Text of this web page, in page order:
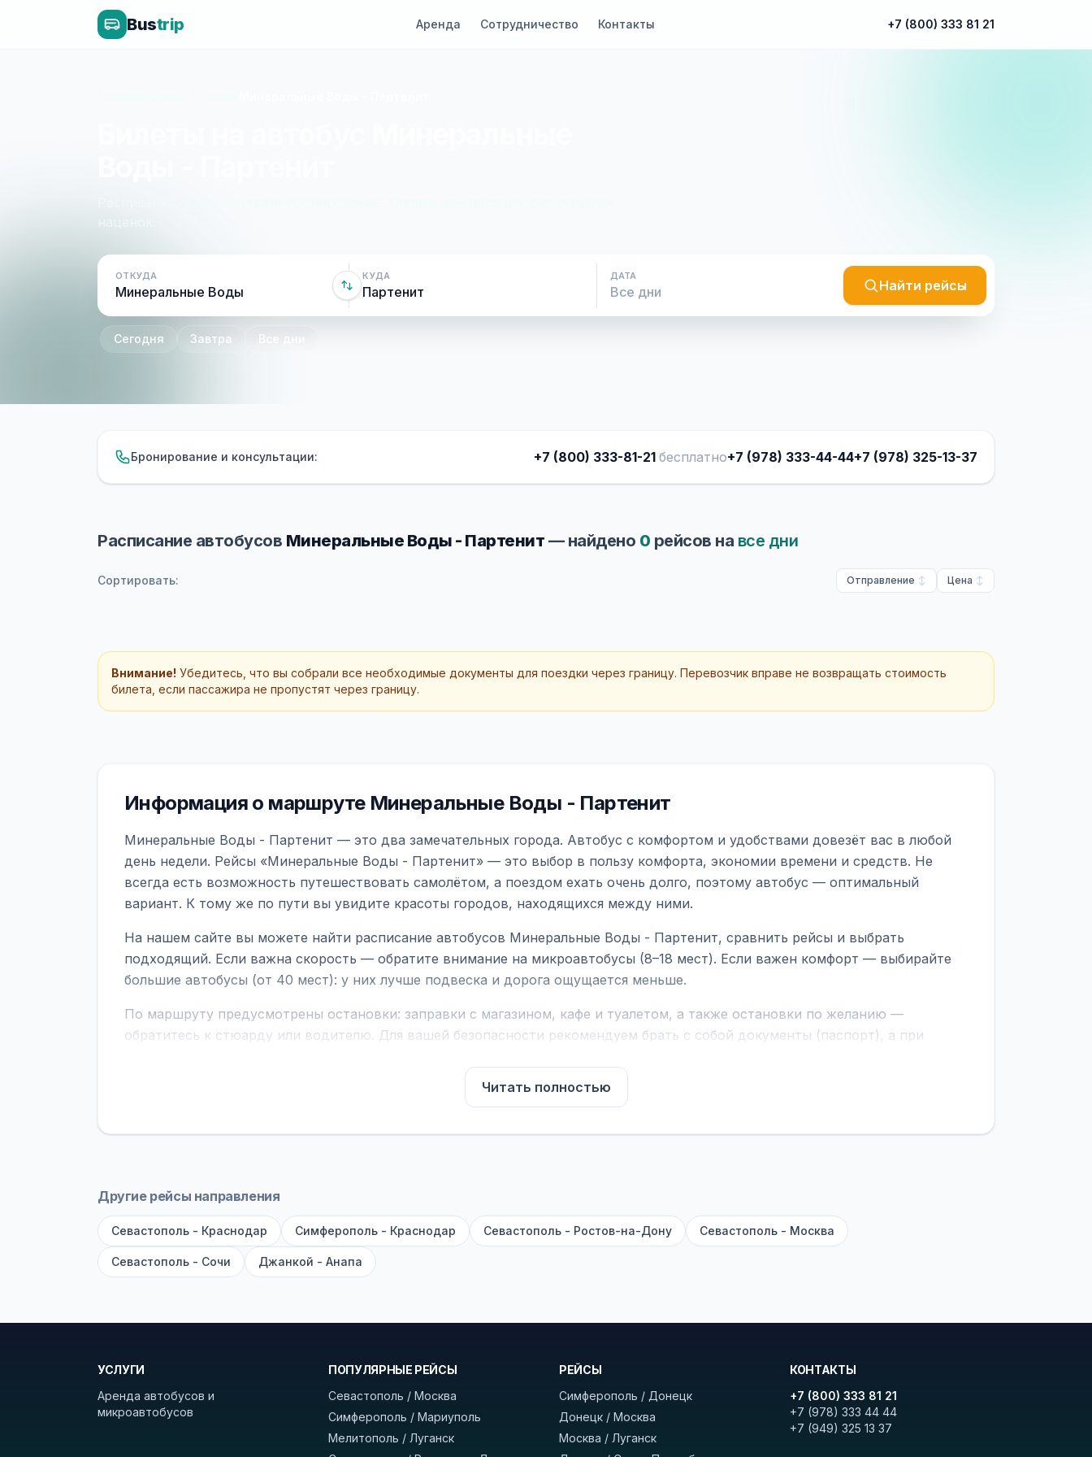
Bustrip Аренда Сотрудничество Контакты +7 (800) 333 81 21
ОТКУДА КУДА ДАТА
Найти рейсы
Сегодня Завтра Все дни
Бронирование и консультации: +7 (800) 333-81-21 бесплатно+7 (978) 333-44-44+7 (978) 325-13-37
Расписание автобусов Минеральные Воды - Партенит — найдено 0 рейсов на все дни
Сортировать: Отправление Цена
Внимание! Убедитесь, что вы собрали все необходимые документы для поездки через границу. Перевозчик вправе не возвращать стоимость
билета, если пассажира не пропустят через границу.
Информация о маршруте Минеральные Воды - Партенит
Минеральные Воды - Партенит — это два замечательных города. Автобус с комфортом и удобствами довезёт вас в любой
день недели. Рейсы «Минеральные Воды - Партенит» — это выбор в пользу комфорта, экономии времени и средств. Не
всегда есть возможность путешествовать самолётом, а поездом ехать очень долго, поэтому автобус — оптимальный
вариант. К тому же по пути вы увидите красоты городов, находящихся между ними.
На нашем сайте вы можете найти расписание автобусов Минеральные Воды - Партенит, сравнить рейсы и выбрать
подходящий. Если важна скорость — обратите внимание на микроавтобусы (8–18 мест). Если важен комфорт — выбирайте
большие автобусы (от 40 мест): у них лучше подвеска и дорога ощущается меньше.
По маршруту предусмотрены остановки: заправки с магазином, кафе и туалетом, а также остановки по желанию —
обратитесь к стюарду или водителю. Для вашей безопасности рекомендуем брать с собой документы (паспорт), а при
В автобусах есть всё необходимое для комфортной поездки: регулировка сидений, кондиционер, отопление, зарядка
устройств, вода, пледы. На больших автобусах работают стюарды. У нас
оплата производится только при посадке, печатать билет заранее не нужно.
рейсов вы увидите время выезда, место посадки, время и место прибытия, время в пути и цену. Кнопка «Детали рейса»
Удачных поездок! С уважением, командаBUSTRIP.PRO
Читать полностью
Другие рейсы направления
Севастополь - Краснодар Симферополь - Краснодар Севастополь - Ростов-на-Дону Севастополь - Москва
Севастополь - Сочи Джанкой - Анапа
УСЛУГИ
Аренда автобусов и
микроавтобусов
ПОПУЛЯРНЫЕ РЕЙСЫ
Севастополь / Москва
Симферополь / Мариуполь
Мелитополь / Луганск
РЕЙСЫ
Симферополь / Донецк
Донецк / Москва
Москва / Луганск
КОНТАКТЫ
+7 (800) 333 81 21
+7 (978) 333 44 44
+7 (949) 325 13 37